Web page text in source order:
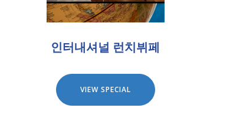
인터내셔널 런치뷔페